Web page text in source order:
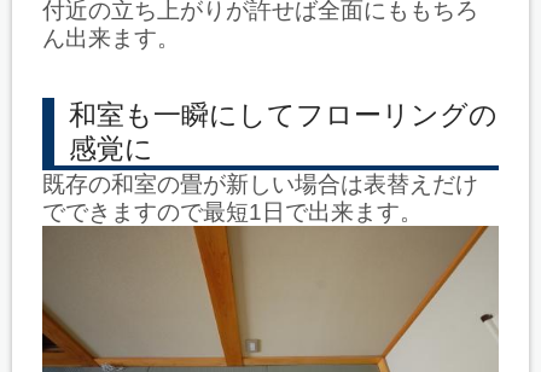
付近の立ち上がりが許せば全面にももちろ
ん出来ます。
和室も一瞬にしてフローリングの
感覚に
既存の和室の畳が新しい場合は表替えだけ
でできますので最短1日で出来ます。